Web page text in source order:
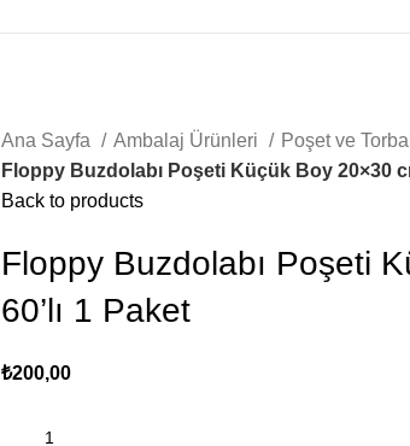
Ana Sayfa Ambalaj Ürünleri
Poşet ve
Floppy Buzdolabı Poşeti Küçük Boy 20×30
Back to products
Floppy Buzdolabı Poşeti
60’lı 1 Paket
₺200,00